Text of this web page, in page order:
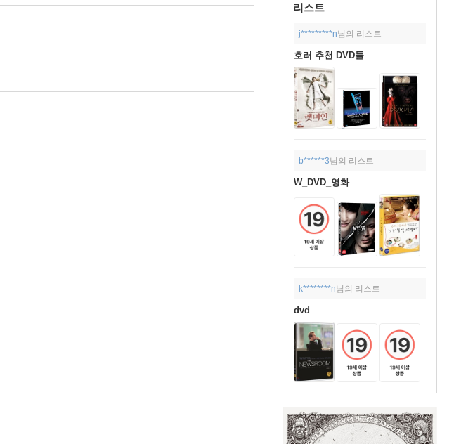
리스트
j*********n님의 리스트
호러 추천 DVD들
b******3님의 리스트
W_DVD_영화
k********n님의 리스트
dvd